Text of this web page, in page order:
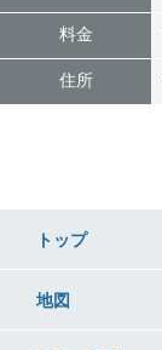
料金
住所
トップ
地図